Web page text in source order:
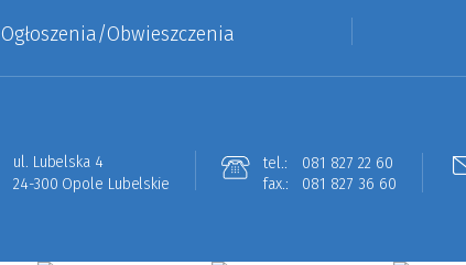
Ogłoszenia/Obwieszczenia
ul. Lubelska 4
24-300 Opole Lubelskie
tel.:
081 827 22 60
fax.:
081 827 36 60